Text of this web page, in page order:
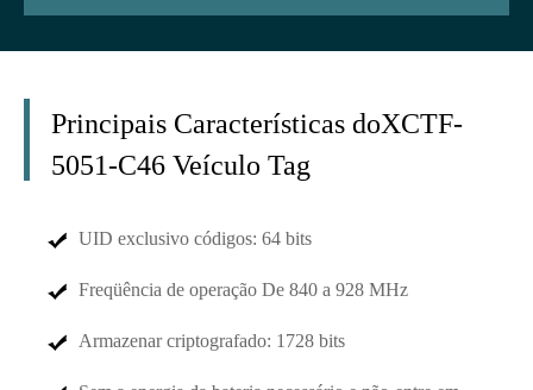
Principais Características doXCTF-
5051-C46 Veículo Tag
UID exclusivo códigos: 64 bits
Freqüência de operação De 840 a 928 MHz
Armazenar criptografado: 1728 bits